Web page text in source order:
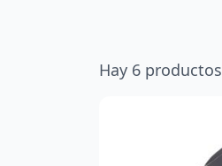
Hay 6 productos